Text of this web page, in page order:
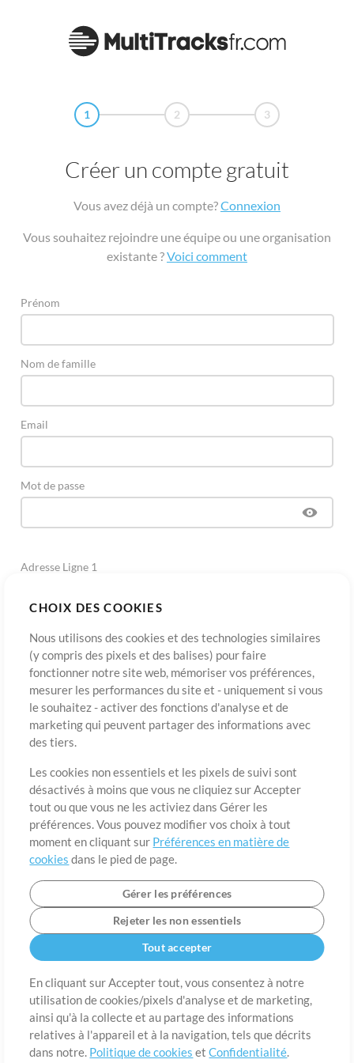
CHOIX DES COOKIES
Nous utilisons des cookies et des technologies similaires
(y compris des pixels et des balises) pour faire
fonctionner notre site web, mémoriser vos préférences,
mesurer les performances du site et - uniquement si vous
le souhaitez - activer des fonctions d'analyse et de
marketing qui peuvent partager des informations avec
des tiers.
Les cookies non essentiels et les pixels de suivi sont
désactivés à moins que vous ne cliquiez sur Accepter
tout ou que vous ne les activiez dans Gérer les
préférences. Vous pouvez modifier vos choix à tout
moment en cliquant sur Préférences en matière de
cookies dans le pied de page.
Gérer les préférences
Rejeter les non essentiels
Tout accepter
En cliquant sur Accepter tout, vous consentez à notre
utilisation de cookies/pixels d'analyse et de marketing,
ainsi qu'à la collecte et au partage des informations
relatives à l'appareil et à la navigation, tels que décrits
dans notre. Politique de cookies etConfidentialité.
1 2 3
Créer un compte gratuit
Vous avez déjà un compte?Connexion
Vous souhaitez rejoindre une équipe ou une organisation
existante ?Voici comment
Prénom
Nom de famille
Email
Mot de passe
Adresse Ligne 1
Ville
Pays
Étât Langue
A propos de Conditions d’utilisation Confidentialité
Préférences en
matière de cookies
Contact
©2006-2026 par MultiTracks LLC. Tous droits réservés.